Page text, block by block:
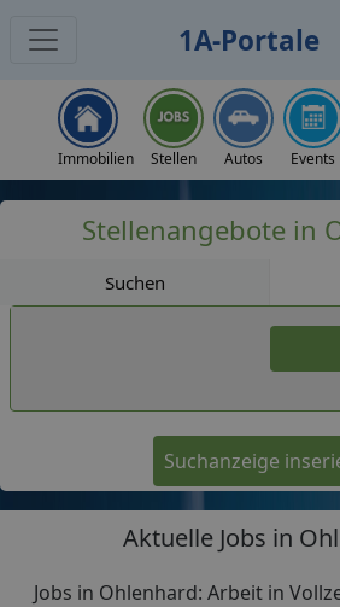
1A-Portale
Immobilien Stellen Autos Events
Stellenangebote in
Suchen
Suchanzeige
Aktuelle Jobs in
Jobs in Ohlenhard: Arbeit in